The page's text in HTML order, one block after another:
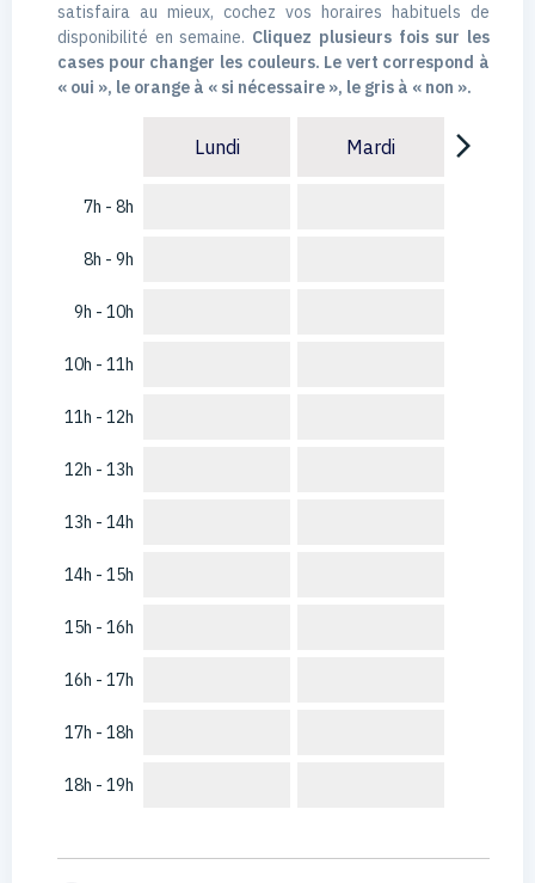
satisfaira au mieux, cochez vos horaires habituels de
disponibilité en semaine. Cliquez plusieurs fois sur les
cases pour changer les couleurs. Le vert correspond à
« oui », le orange à « si nécessaire », le gris à « non ».
7h - 8h
8h - 9h
9h - 10h
10h - 11h
11h - 12h
12h - 13h
13h - 14h
14h - 15h
15h - 16h
16h - 17h
17h - 18h
18h - 19h
Lundi Mardi arrow_forward_ios